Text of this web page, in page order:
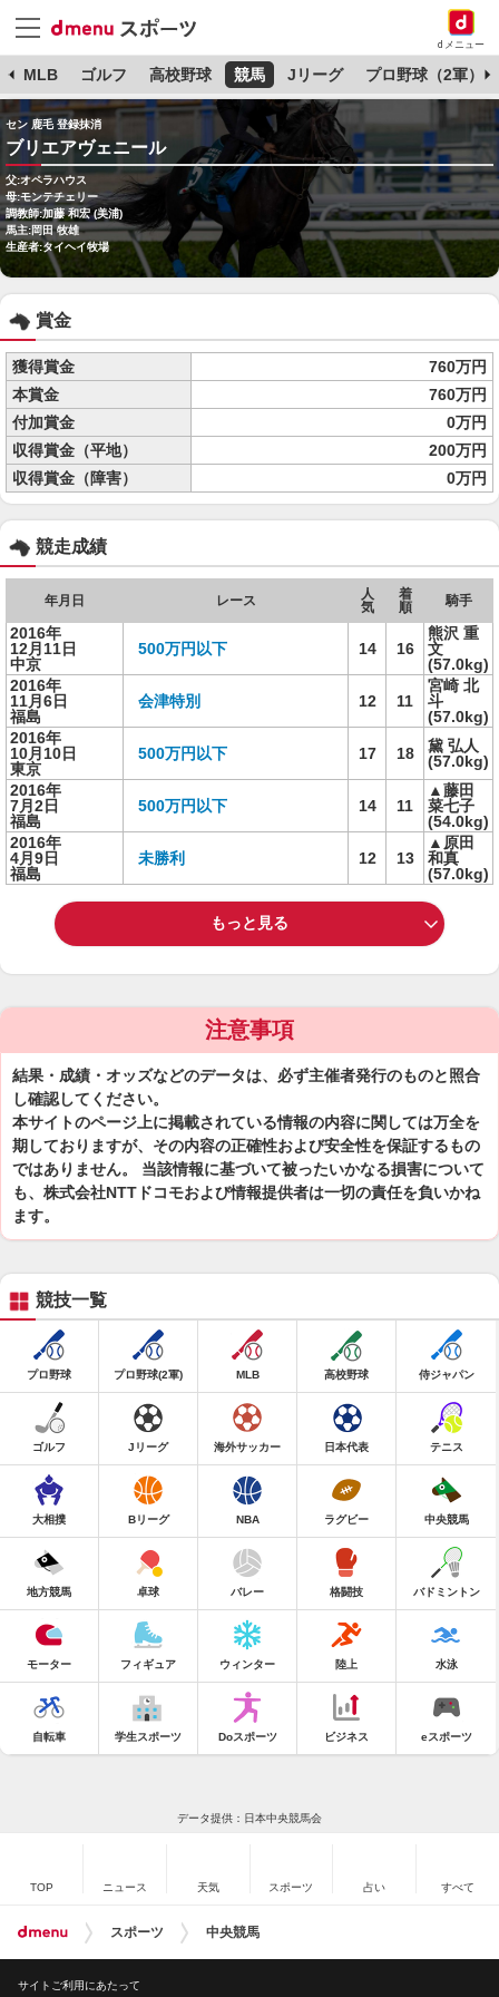
dメニュー
MLB ゴルフ 高校野球 競馬 Jリーグ プロ野球（2軍）
セン 鹿毛 登録抹消
ブリエアヴェニール
父:オペラハウス
母:モンテチェリー
調教師:加藤 和宏 (美浦)
馬主:岡田 牧雄
生産者:タイヘイ牧場
賞金
獲得賞金
760万円
本賞金
760万円
付加賞金
0万円
収得賞金（平地）
200万円
収得賞金（障害）
0万円
競走成績
年月日 レース
人
気
着
順
騎手
2016年
12月11日
中京
500万円以下 14 16
熊沢 重
文
(57.0kg)
2016年
11月6日
福島
会津特別 12 11
宮崎 北
斗
(57.0kg)
2016年
10月10日
東京
500万円以下 17 18
黛 弘人
(57.0kg)
2016年
7月2日
福島
500万円以下 14 11
▲藤田
菜七子
(54.0kg)
2016年
4月9日
福島
未勝利 12 13
▲原田
和真
(57.0kg)
もっと見る
注意事項
結果・成績・オッズなどのデータは、必ず主催者発行のものと照合
し確認してください。
本サイトのページ上に掲載されている情報の内容に関しては万全を
期しておりますが、その内容の正確性および安全性を保証するもの
ではありません。 当該情報に基づいて被ったいかなる損害について
も、株式会社NTTドコモおよび情報提供者は一切の責任を負いかね
ます。
競技一覧
プロ野球 プロ野球(2軍) MLB 高校野球 侍ジャパン
ゴルフ Jリーグ 海外サッカー 日本代表 テニス
大相撲 Bリーグ NBA ラグビー 中央競馬
地方競馬 卓球 バレー 格闘技 バドミントン
モーター フィギュア ウィンター 陸上 水泳
自転車 学生スポーツ Doスポーツ ビジネス eスポーツ
データ提供：日本中央競馬会
TOP ニュース 天気 スポーツ 占い すべて
スポーツ 中央競馬
サイトご利用にあたって